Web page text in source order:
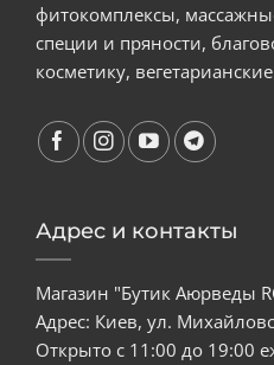
фитокомплексы,
специи и пряности,
косметику,
Адрес и контакты
Магазин "Бутик Аюрведы
Адрес: Киев, ул.
Открыто с 11:00 до 19:00